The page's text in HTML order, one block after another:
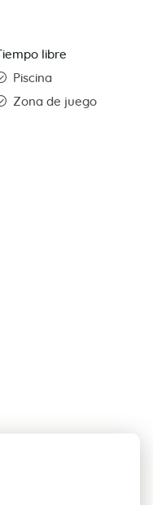
Tiempo libre
Piscina
Zona de juego